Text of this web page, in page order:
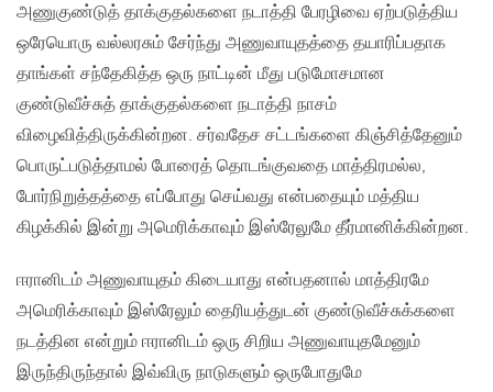
அணுகுண்டுத் தாக்குதல்களை நடாத்தி பேரழிவை ஏற்படுத்திய
ஒரேயொரு வல்லரசும் சேர்ந்து அணுவாயுதத்தை தயாரிப்பதாக
தாங்கள் சந்தேகித்த ஒரு நாட்டின் மீது படுமோசமான
குண்டுவீச்சுத் தாக்குதல்களை நடாத்தி நாசம்
விழைவித்திருக்கின்றன. சர்வதேச சட்டங்களை கிஞ்சித்தேனும்
பொருட்படுத்தாமல் போரைத் தொடங்குவதை மாத்திரமல்ல,
போர்நிறுத்தத்தை எப்போது செய்வது என்பதையும் மத்திய
கிழக்கில் இன்று அமெரிக்காவும் இஸ்ரேலுமே தீர்மானிக்கின்றன.
ஈரானிடம் அணுவாயுதம் கிடையாது என்பதனால் மாத்திரமே
அமெரிக்காவும் இஸ்ரேலும் தைரியத்துடன் குண்டுவீச்சுக்களை
நடத்தின என்றும் ஈரானிடம் ஒரு சிறிய அணுவாயுதமேனும்
இருந்திருந்தால் இவ்விரு நாடுகளும் ஒருபோதுமே